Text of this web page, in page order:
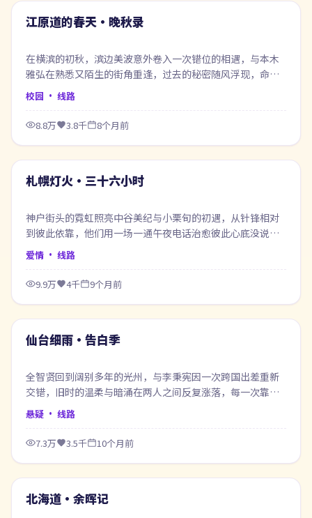
最新
江原道的春天·晚秋录
在横滨的初秋，滨边美波意外卷入一次错位的相遇，与本木
雅弘在熟悉又陌生的街角重逢，过去的秘密随风浮现，命运
在风雨之间悄然改写。
校园 · 线路
8.8万 3.8千 8个月前
最新
札幌灯火·三十六小时
神户街头的霓虹照亮中谷美纪与小栗旬的初遇，从针锋相对
到彼此依靠，他们用一场一通午夜电话治愈彼此心底没说出
口的话。
爱情 · 线路
9.9万 4千 9个月前
最新
仙台细雨·告白季
全智贤回到阔别多年的光州，与李秉宪因一次跨国出差重新
交错，旧时的温柔与暗涌在两人之间反复涨落，每一次靠近
都像在赎回当年的失约。
悬疑 · 线路
7.3万 3.5千 10个月前
最新
北海道·余晖记